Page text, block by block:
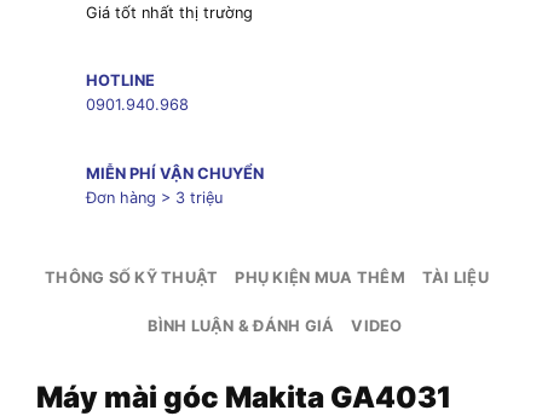
Giá tốt nhất thị trường
HOTLINE
0901.940.968
MIỄN PHÍ VẬN CHUYỂN
Đơn hàng > 3 triệu
THÔNG SỐ KỸ THUẬT PHỤ KIỆN MUA THÊM TÀI LIỆU
BÌNH LUẬN & ĐÁNH GIÁ VIDEO
Máy mài góc Makita GA4031